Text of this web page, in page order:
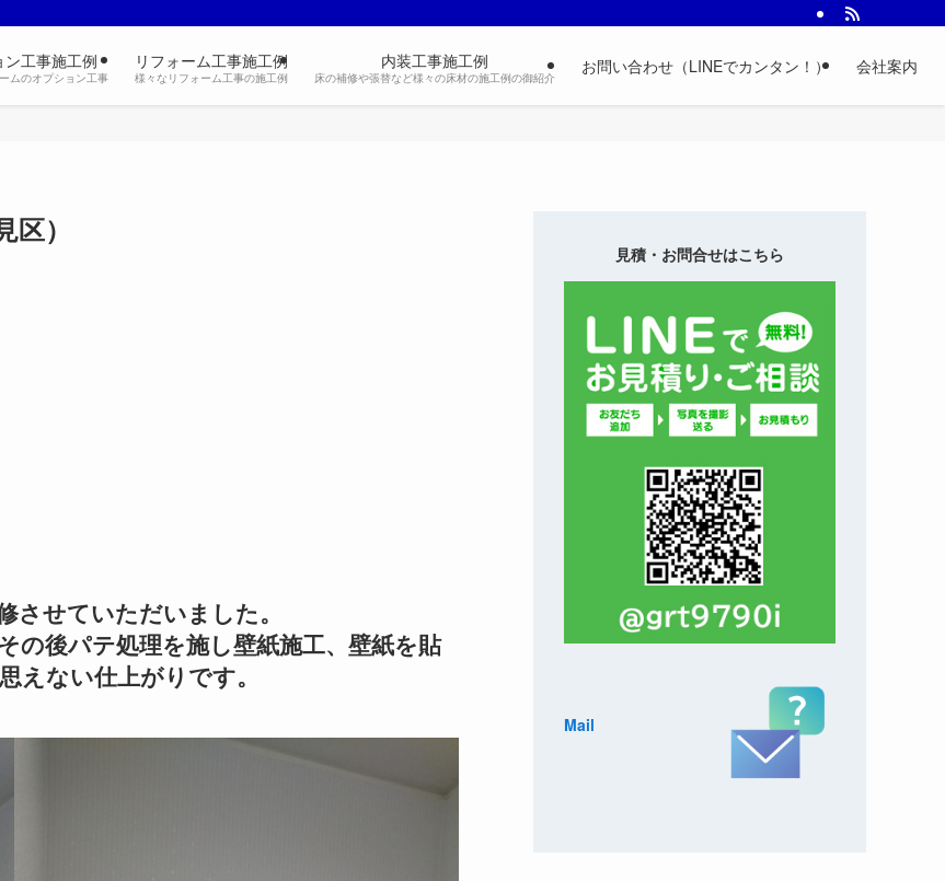
ン工事施工例
ムのオプション工事
リフォーム工事施工例
様々なリフォーム工事の施工例
内装工事施工例
床の補修や張替など様々の床材の施工例の御紹介
お問い合わせ（LINEでカンタン！） 会社案内
）
させていただいました。
の後パテ処理を施し壁紙施工、壁紙を貼
えない仕上がりです。
見積・お問合せはこちら
Mail